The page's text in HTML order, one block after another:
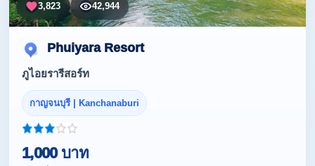
3,823 42,944
Phuiyara Resort
ภูไอยรารีสอร์ท
กาญจนบุรี | Kanchanaburi
1,000 บาท